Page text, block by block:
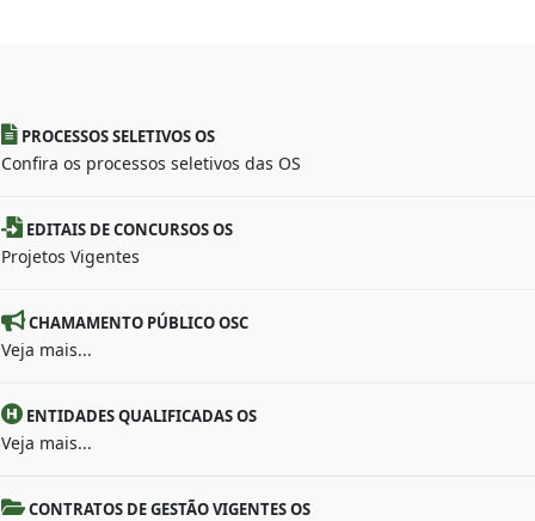
PROCESSOS SELETIVOS OS
Confira os processos seletivos das OS
EDITAIS DE CONCURSOS OS
Projetos Vigentes
CHAMAMENTO PÚBLICO OSC
Veja mais...
ENTIDADES QUALIFICADAS OS
Veja mais...
CONTRATOS DE GESTÃO VIGENTES OS